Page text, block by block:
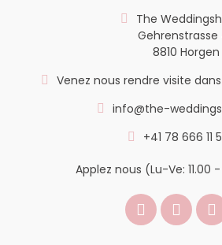
The
Gehrenstrasse
8810 Horgen
Venez nous rendre visite
info@the-
+41 78 666 11
Applez nous (Lu-Ve: 11.00